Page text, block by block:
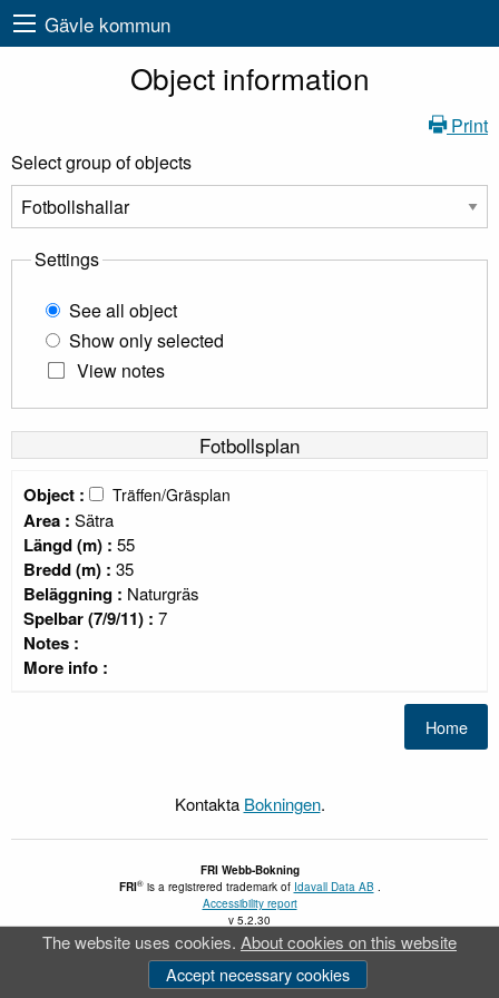
Gävle kommun
Object information
Print
Select group of objects
Settings
See all object
Show only selected
View notes
Fotbollsplan
Object : Träffen/Gräsplan
Area : Sätra
Längd (m) : 55
Bredd (m) : 35
Beläggning : Naturgräs
Spelbar (7/9/11) : 7
Notes :
More info :
Kontakta Bokningen.
FRI Webb-Bokning
FRI® is a registrered trademark of Idavall Data AB
Accessibility report
v 5.2.30
The website uses cookies. About cookies on this website
Accept necessary cookies